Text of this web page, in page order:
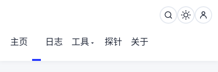
主页 日志 工具 探针 关于